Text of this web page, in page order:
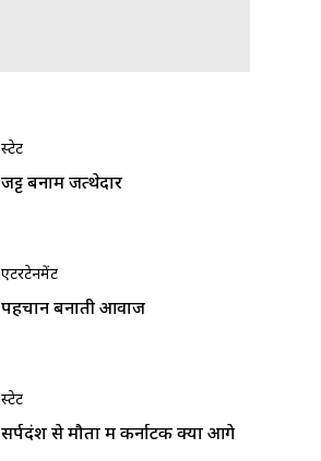
स्टेट
जट्ट बनाम जत्थेदार
एंटरटेनमेंट
पहचान बनाती आवाज
स्टेट
सर्पदंश से मौतों में कर्नाटक क्यों आगे